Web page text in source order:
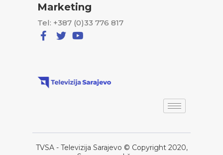
Marketing
Tel: +387 (0)33 776 817
TVSA - Televizija Sarajevo © Copyright 2020,